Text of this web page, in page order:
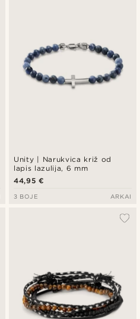
Unity | Narukvica križ od
lapis lazulija, 6 mm
44,95 €
3 BOJE ARKAI